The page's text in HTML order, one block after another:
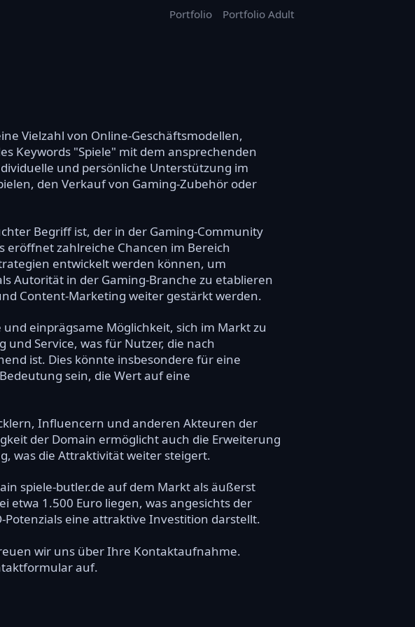
Portfolio Portfolio Adult
Vielzahl von Online-Geschäftsmodellen,
Keywords "Spiele" mit dem ansprechenden
und persönliche Unterstützung im
den Verkauf von Gaming-Zubehör oder
Begriff ist, der in der Gaming-Community
eröffnet zahlreiche Chancen im Bereich
entwickelt werden können, um
Autorität in der Gaming-Branche zu etablieren
Content-Marketing weiter gestärkt werden.
einprägsame Möglichkeit, sich im Markt zu
Service, was für Nutzer, die nach
ist. Dies könnte insbesondere für eine
sein, die Wert auf eine
Influencern und anderen Akteuren der
der Domain ermöglicht auch die Erweiterung
was die Attraktivität weiter steigert.
spiele-butler.de auf dem Markt als äußerst
etwa 1.500 Euro liegen, was angesichts der
eine attraktive Investition darstellt.
wir uns über Ihre Kontaktaufnahme.
auf.